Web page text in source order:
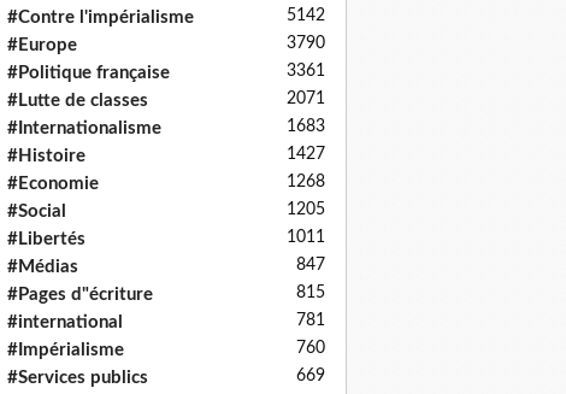
#Contre l'impérialisme 5142
#Europe 3790
#Politique française 3361
#Lutte de classes 2071
#Internationalisme 1683
#Histoire 1427
#Economie 1268
#Social 1205
#Libertés 1011
#Médias 847
#Pages d"écriture 815
#international 781
#Impérialisme 760
#Services publics 669